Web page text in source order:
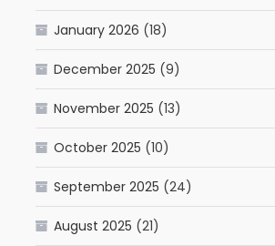
January 2026 (18)
December 2025 (9)
November 2025 (13)
October 2025 (10)
September 2025 (24)
August 2025 (21)